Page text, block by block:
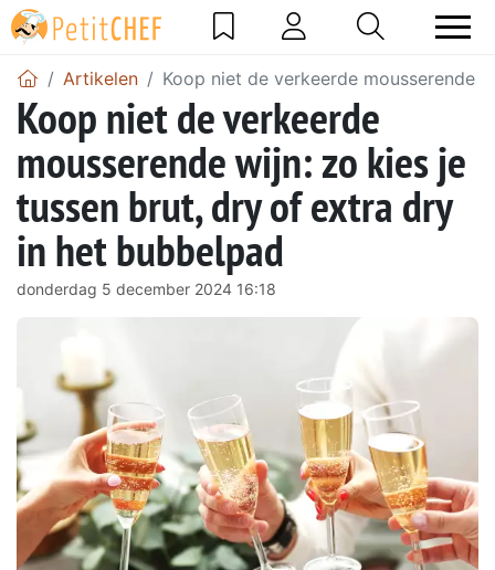
Artikelen Koop niet de verkeerde mousserende
Koop niet de verkeerde
mousserende wijn: zo kies je
tussen brut, dry of extra dry
in het bubbelpad
donderdag 5 december 2024 16:18